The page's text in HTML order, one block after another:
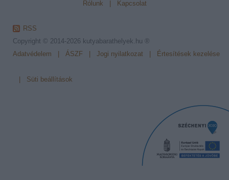
Rólunk Kapcsolat
RSS
Copyright © 2014-2026 kutyabarathelyek.hu ®
Adatvédelem
ÁSZF Jogi nyilatkozat Értesítések kezelése
Süti beállítások